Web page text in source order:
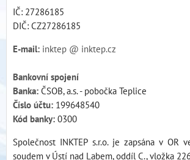
IČ: 27286185
DIČ: CZ27286185
E-mail: inktep @ inktep.cz
Bankovní spojení
Banka: ČSOB, a.s. - pobočka Teplice
Číslo účtu: 199648540
Kód banky: 0300
Společnost INKTEP s.r.o. je zapsána v OR
soudem v Ústí nad Labem, oddíl C., vložka